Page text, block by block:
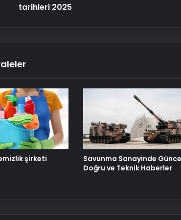
tarihleri 2025
şirketi
Savunma Sanayinde
Doğru ve Teknik Haberler